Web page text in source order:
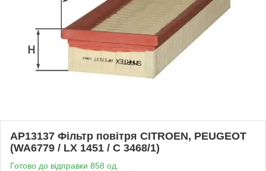
AP13137 Фільтр повітря CITROEN, PEUGEOT
(WA6779 / LX 1451 / C 3468/1)
Готово до відправки 858 од.